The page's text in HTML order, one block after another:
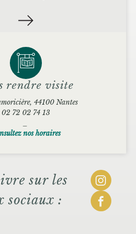
rendre visite
44100 Nantes
02 72 02 74 13
nos horaires
sur les
sociaux :